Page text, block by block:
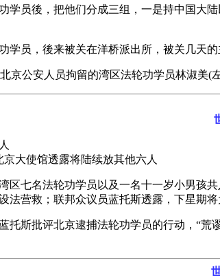
学员後，把他们分成三组，一是持中国大
学员，後来被关在洋桥派出所，被关几天的
京公安人员拘留的湾区法轮功学员林淑美(
大使馆透露将陆续放其他六人
区七名法轮功学员以及一名十一岁小男
法营救；联邦众议员蓝托斯透露，下星期
托斯批评北京逮捕法轮功学员的行动，“